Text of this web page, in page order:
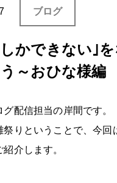
ブログ
しかできない｣
～おひな様編
配信担当の岸間です。
祭りということで、今回
介します。